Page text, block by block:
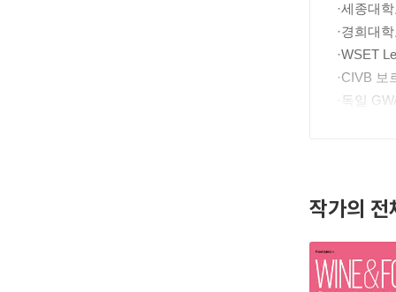
·세종대
·경희대
·WSET
·CIVB 보
·독일
· 2 017
· 와 인
주요저
작가의 전